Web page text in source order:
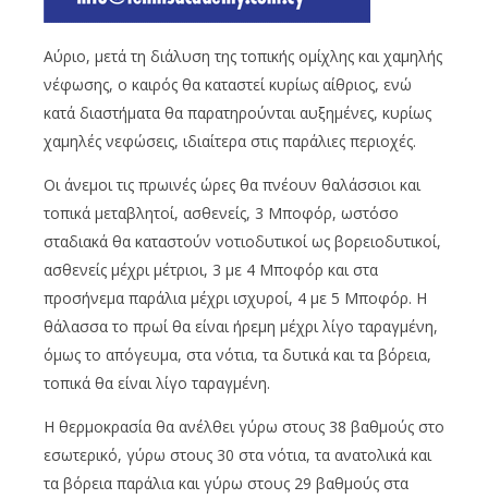
Αύριο, μετά τη διάλυση της τοπικής ομίχλης και χαμηλής
νέφωσης, ο καιρός θα καταστεί κυρίως αίθριος, ενώ
κατά διαστήματα θα παρατηρούνται αυξημένες, κυρίως
χαμηλές νεφώσεις, ιδιαίτερα στις παράλιες περιοχές.
Οι άνεμοι τις πρωινές ώρες θα πνέουν θαλάσσιοι και
τοπικά μεταβλητοί, ασθενείς, 3 Μποφόρ, ωστόσο
σταδιακά θα καταστούν νοτιοδυτικοί ως βορειοδυτικοί,
ασθενείς μέχρι μέτριοι, 3 με 4 Μποφόρ και στα
προσήνεμα παράλια μέχρι ισχυροί, 4 με 5 Μποφόρ. Η
θάλασσα το πρωί θα είναι ήρεμη μέχρι λίγο ταραγμένη,
όμως το απόγευμα, στα νότια, τα δυτικά και τα βόρεια,
τοπικά θα είναι λίγο ταραγμένη.
Η θερμοκρασία θα ανέλθει γύρω στους 38 βαθμούς στο
εσωτερικό, γύρω στους 30 στα νότια, τα ανατολικά και
τα βόρεια παράλια και γύρω στους 29 βαθμούς στα